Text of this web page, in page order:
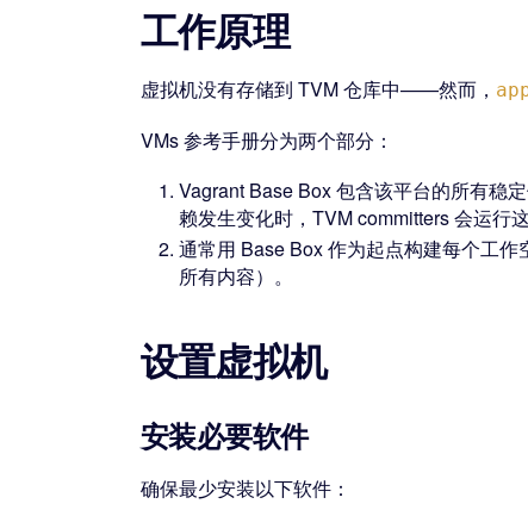
工作原理
虚拟机没有存储到 TVM 仓库中——然而，
VMs 参考手册分为两个部分：
Vagrant Base Box 包含该平台的所有稳
赖发生变化时，TVM committers 会运行
通常用 Base Box 作为起点构建每个工
所有内容）。
设置虚拟机
安装必要软件
确保最少安装以下软件：